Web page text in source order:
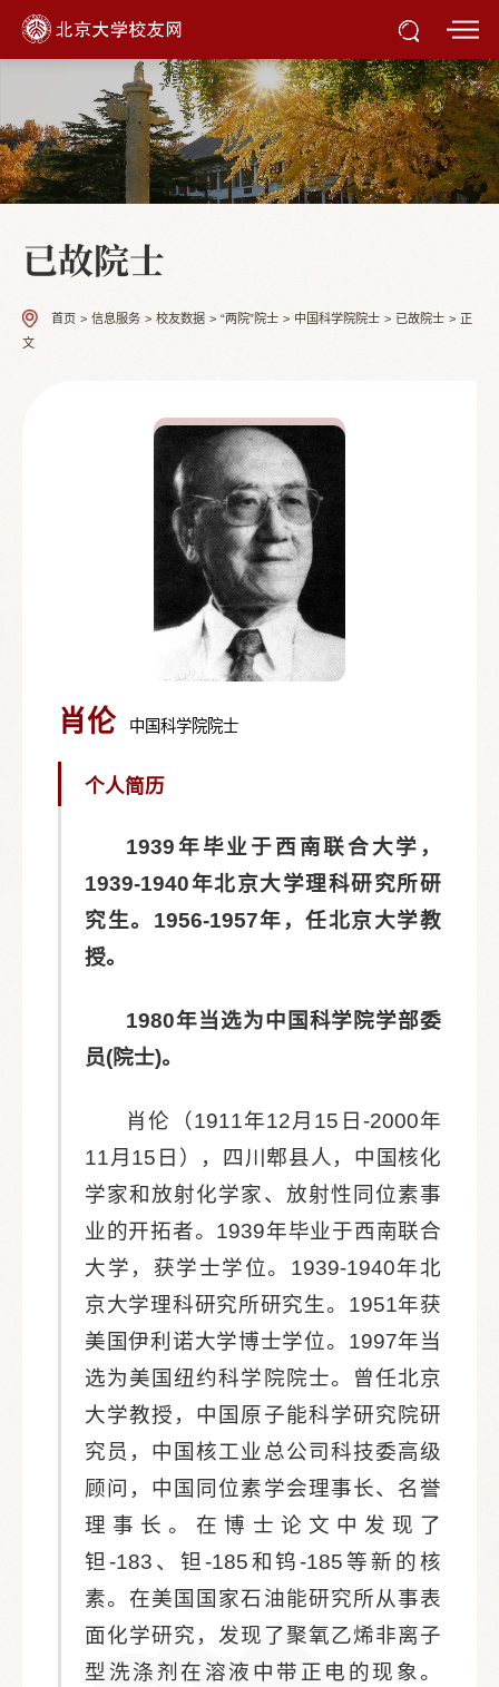
已故院士
首页 > 信息服务 > 校友数据 > “两院”院士 > 中国科学院院士 > 已故院士 > 正
文
肖伦 中国科学院院士
个人简历
1939年毕业于西南联合大学，
1939-1940年北京大学理科研究所研
究生。1956-1957年，任北京大学教
授。
1980年当选为中国科学院学部委
员(院士)。
肖伦（1911年12月15日-2000年
11月15日），四川郫县人，中国核化
学家和放射化学家、放射性同位素事
业的开拓者。 1939年毕业于西南联合
大学，获学士学位。1939-1940年北
京大学理科研究所研究生。 1951年获
美国伊利诺大学博士学位。1997年当
选为美国纽约科学院院士。曾任北京
大学教授，中国原子能科学研究院研
究员，中国核工业总公司科技委高级
顾问，中国同位素学会理事长、名誉
理事长。在博士论文中发现了
钽-183、钽-185和钨-185等新的核
素。在美国国家石油能研究所从事表
面化学研究，发现了聚氧乙烯非离子
型洗涤剂在溶液中带正电的现象。